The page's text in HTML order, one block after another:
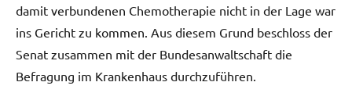
damit verbundenen Chemotherapie nicht in der Lage war
ins Gericht zu kommen. Aus diesem Grund beschloss der
Senat zusammen mit der Bundesanwaltschaft die
Befragung im Krankenhaus durchzuführen.